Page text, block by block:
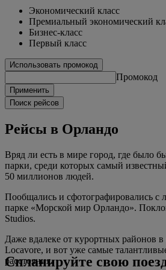
Экономический класс
Премиальный экономический
Бизнес-класс
Первый класс
Использовать промокод
Промокод
Применить
Поиск рейсов
Рейсы в Орландо
Вряд ли есть в мире город, где было
парки, среди которых самый
50 миллионов людей.
Пообщались и сфотографировались с
парке «Морской мир Орландо».
Studios.
Даже вдалеке от курортных районов
Locavore, и вот уже самые
расстояния.
Спланируйте свою